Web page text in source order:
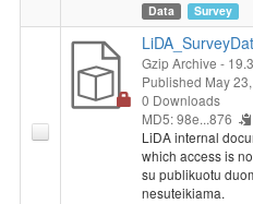
Data Survey
Gzip Archive -
Published May
0 Downloads
MD5: 98e...876
LiDA internal
which access is
su publikuotu
nesuteikiama.